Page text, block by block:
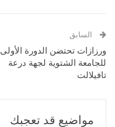
السابق
ورزازات تحتضن الدورة الأولى
للجامعة الشتوية لجهة درعة
تافيلالت
مواضيع قد تعجبك